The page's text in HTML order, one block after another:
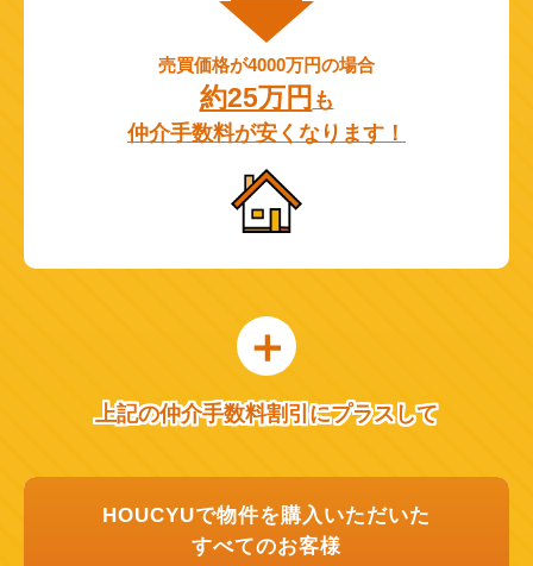
売買価格が4000万円の場合
約25万円 も
仲介手数料が安くなります！
上記の仲介手数料割引にプラスして
HOUCYUで物件を購入いただいた
すべてのお客様